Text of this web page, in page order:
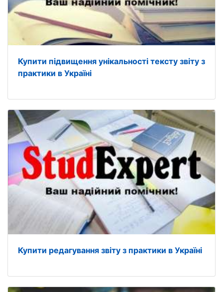
Купити підвищення унікальності тексту звіту з
практики в Україні
Купити редагування звіту з практики в Україні